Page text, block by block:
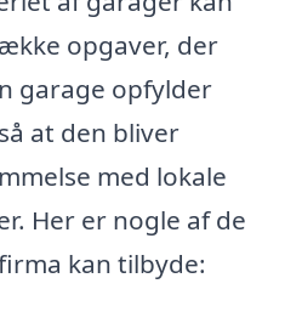
opgaver, der
garage opfylder
at den bliver
med lokale
Her er nogle af de
kan tilbyde: